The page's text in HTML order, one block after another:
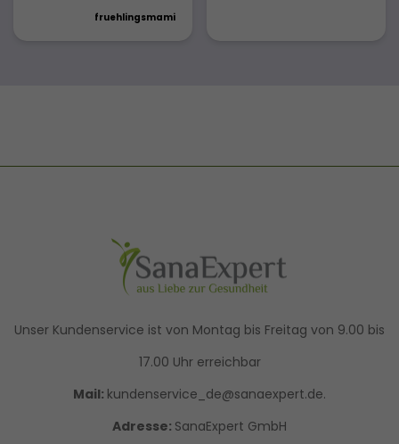
fruehlingsmami
Unser Kundenservice ist von Montag bis Freitag von 9.00 bis
17.00 Uhr erreichbar
Mail: kundenservice_de@sanaexpert.de.
Adresse: SanaExpert GmbH